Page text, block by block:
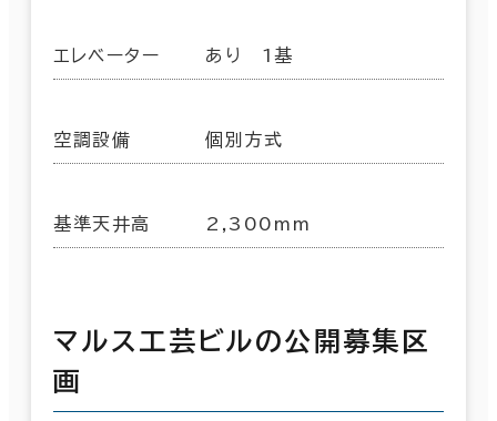
エレベーター あり 1基
空調設備 個別方式
基準天井高 2,300mm
マルス工芸ビルの公開募集区
画